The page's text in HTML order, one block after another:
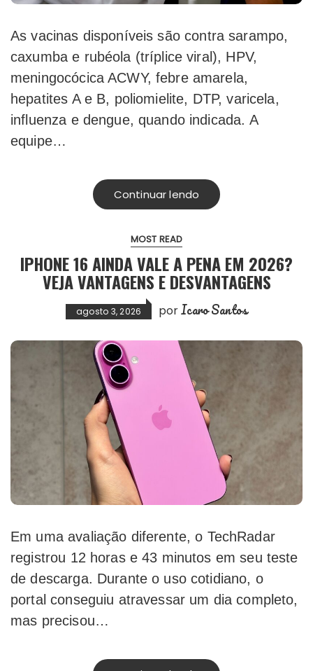
As vacinas disponíveis são contra sarampo,
caxumba e rubéola (tríplice viral), HPV,
meningocócica ACWY, febre amarela,
hepatites A e B, poliomielite, DTP, varicela,
influenza e dengue, quando indicada. A
equipe…
Continuar lendo
MOST READ
IPHONE 16 AINDA VALE A PENA EM 2026?
VEJA VANTAGENS E DESVANTAGENS
agosto 3, 2026 porIcaro Santos
Em uma avaliação diferente, o TechRadar
registrou 12 horas e 43 minutos em seu teste
de descarga. Durante o uso cotidiano, o
portal conseguiu atravessar um dia completo,
mas precisou…